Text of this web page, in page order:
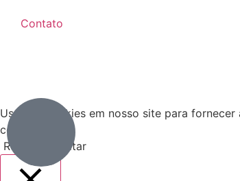
Contato
Usamos cookies em nosso site para
cookies.
Rejeitar
Aceitar